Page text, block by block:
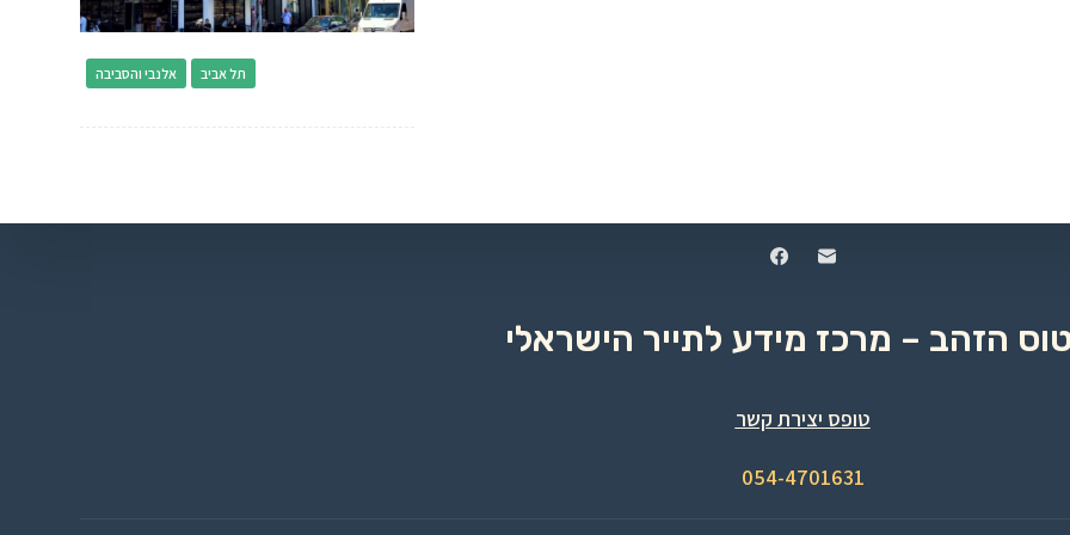
אלנבי והסביבה תל אביב
הזהב – מרכז מידע לתייר הישראלי
טופס יצירת קשר
054-4701631